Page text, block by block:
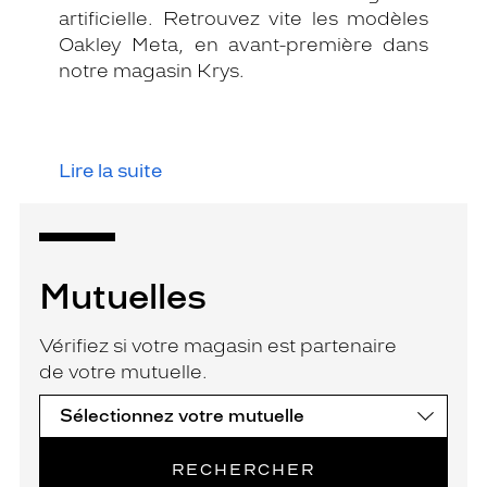
artificielle. Retrouvez vite les modèles
Oakley Meta, en avant-première dans
notre magasin Krys.
Lire la suite
Mutuelles
Vérifiez si votre magasin est partenaire
de votre mutuelle.
RECHERCHER